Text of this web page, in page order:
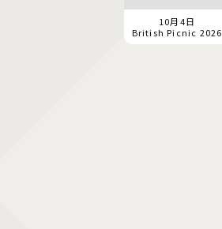
10月4日
British Picnic 2026